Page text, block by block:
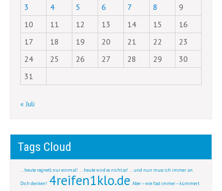
3
4 5 6 7 8
9
10
11 12 13 14 15
16
17
18 19 20 21 22
23
24
25 26 27 28 29
30
31
« Juli
Tags Cloud
...heute regnet's nur einmal! ...heute wird es nicht so! ...und nun muss ich immer an
Dich denken! 4reifen1klo.de Aber – wie fast immer – kümmert